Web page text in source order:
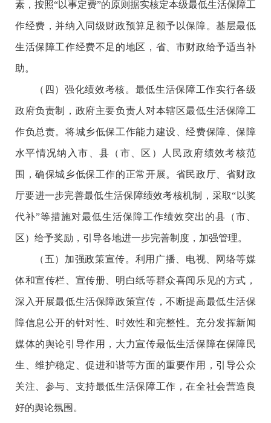
素，按照“以事定费”的原则据实核定本级最低生活保障工
作经费，并纳入同级财政预算足额予以保障。基层最低
生活保障工作经费不足的地区，省、市财政给予适当补
助。
（四）强化绩效考核。最低生活保障工作实行各级
政府负责制，政府主要负责人对本辖区最低生活保障工
作负总责。将城乡低保工作能力建设、经费保障、保障
水平情况纳入市、县（市、区）人民政府绩效考核范
围，确保城乡低保工作的正常开展。省民政厅、省财政
厅要进一步完善最低生活保障绩效考核机制，采取“以奖
代补”等措施对最低生活保障工作绩效突出的县（市、
区）给予奖励，引导各地进一步完善制度，加强管理。
（五）加强政策宣传。利用广播、电视、网络等媒
体和宣传栏、宣传册、明白纸等群众喜闻乐见的方式，
深入开展最低生活保障政策宣传，不断提高最低生活保
障信息公开的针对性、时效性和完整性。充分发挥新闻
媒体的舆论引导作用，大力宣传最低生活保障在保障民
生、维护稳定、促进和谐等方面的重要作用，引导公众
关注、参与、支持最低生活保障工作，在全社会营造良
好的舆论氛围。